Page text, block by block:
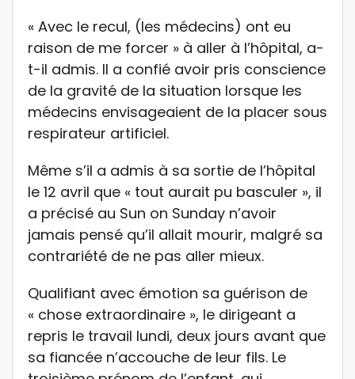
« Avec le recul, (les médecins) ont eu
raison de me forcer » à aller à l’hôpital, a-
t-il admis. Il a confié avoir pris conscience
de la gravité de la situation lorsque les
médecins envisageaient de la placer sous
respirateur artificiel.
Même s’il a admis à sa sortie de l’hôpital
le 12 avril que « tout aurait pu basculer », il
a précisé au Sun on Sunday n’avoir
jamais pensé qu’il allait mourir, malgré sa
contrariété de ne pas aller mieux.
Qualifiant avec émotion sa guérison de
« chose extraordinaire », le dirigeant a
repris le travail lundi, deux jours avant que
sa fiancée n’accouche de leur fils. Le